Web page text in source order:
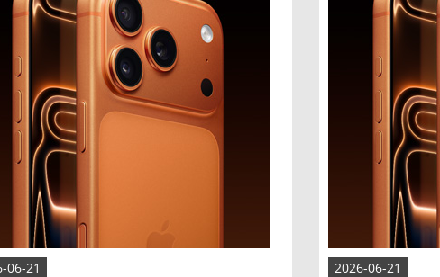
06-21 2026-06-21